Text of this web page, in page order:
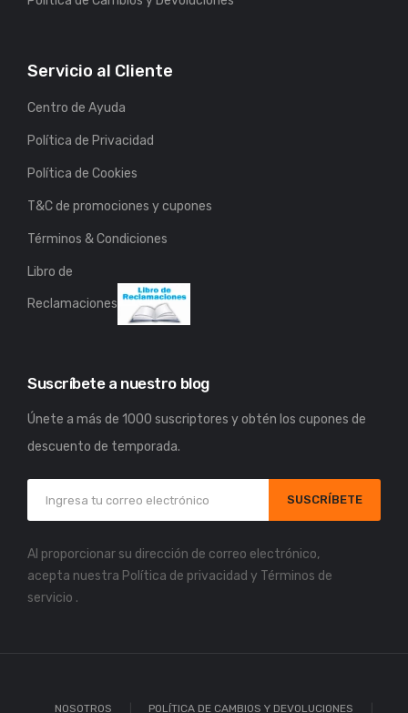
Servicio al Cliente
Centro de Ayuda
Política de Privacidad
Política de Cookies
T&C de promociones y cupones
Términos & Condiciones
Libro de
Reclamaciones
Suscríbete a nuestro blog
Únete a más de 1000 suscriptores y obtén los cupones de
descuento de temporada.
SUSCRÍBETE
Al proporcionar su dirección de correo electrónico,
acepta nuestra Política de privacidad y Términos de
servicio .
NOSOTROS POLÍTICA DE CAMBIOS Y DEVOLUCIONES